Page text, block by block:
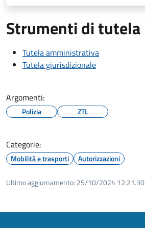
Strumenti di tutela
Tutela amministrativa
Tutela giurisdizionale
Argomenti:
Polizia ZTL
Categorie:
Mobilità e trasporti Autorizzazioni
Ultimo aggiornamento: 25/10/2024 12:21.30